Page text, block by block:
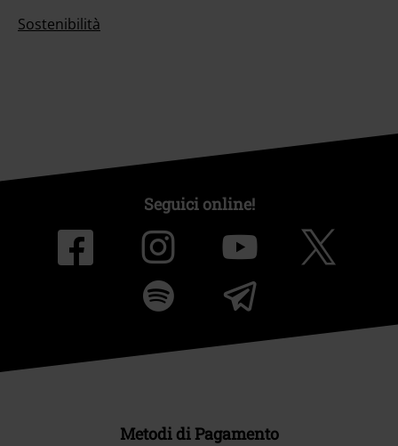
Sostenibilità
Seguici online!
Metodi di Pagamento